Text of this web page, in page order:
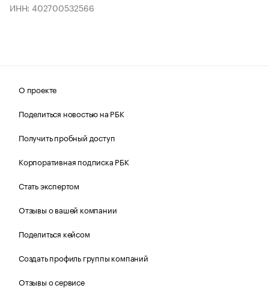
ИНН: 402700532566
О проекте
Поделиться новостью на РБК
Получить пробный доступ
Корпоративная подписка РБК
Стать экспертом
Отзывы о вашей компании
Поделиться кейсом
Создать профиль группы компаний
Отзывы о сервисе